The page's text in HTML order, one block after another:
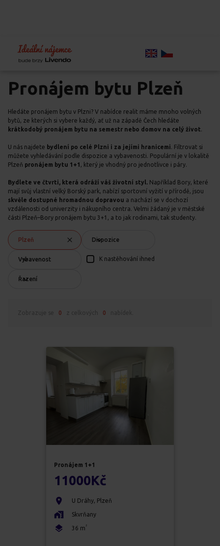
Home Chci bydlet
Pronájem bytu Plzeň
Hledáte pronájem bytu v Plzni? V nabídce realit máme mnoho volných
bytů, ze kterých si vybere každý, ať už na západě Čech hledáte
krátkodobý pronájem bytu na semestr nebo domov na celý život.
U nás najdete bydlení po celé Plzni i za jejími hranicemi. Filtrovat si
můžete vyhledávání podle dispozice a vybavenosti. Populární je v lokalitě
Plzeň pronájem bytu 1+1 , který je vhodný pro jednotlivce i páry.
Bydlete ve čtvrti, která odráží váš životní styl. Například Bory, které
mají svůj vlastní velký Borský park, nabízí sportovní vyžití v přírodě, jsou
skvěle dostupné hromadnou dopravou a nachází se v dochozí
vzdálenosti od univerzity i nákupního centra. Velmi žádaný je v městské
části Plzeň–Bory pronájem bytu 3+1, a to jak rodinami, tak studenty.
Plzeň Dispozice
Vybavenost K nastěhování ihned
Řazení
0 0
Pronájem 1+1
11000Kč
U Dráhy, Plzeň
Skvrňany
36 m 2